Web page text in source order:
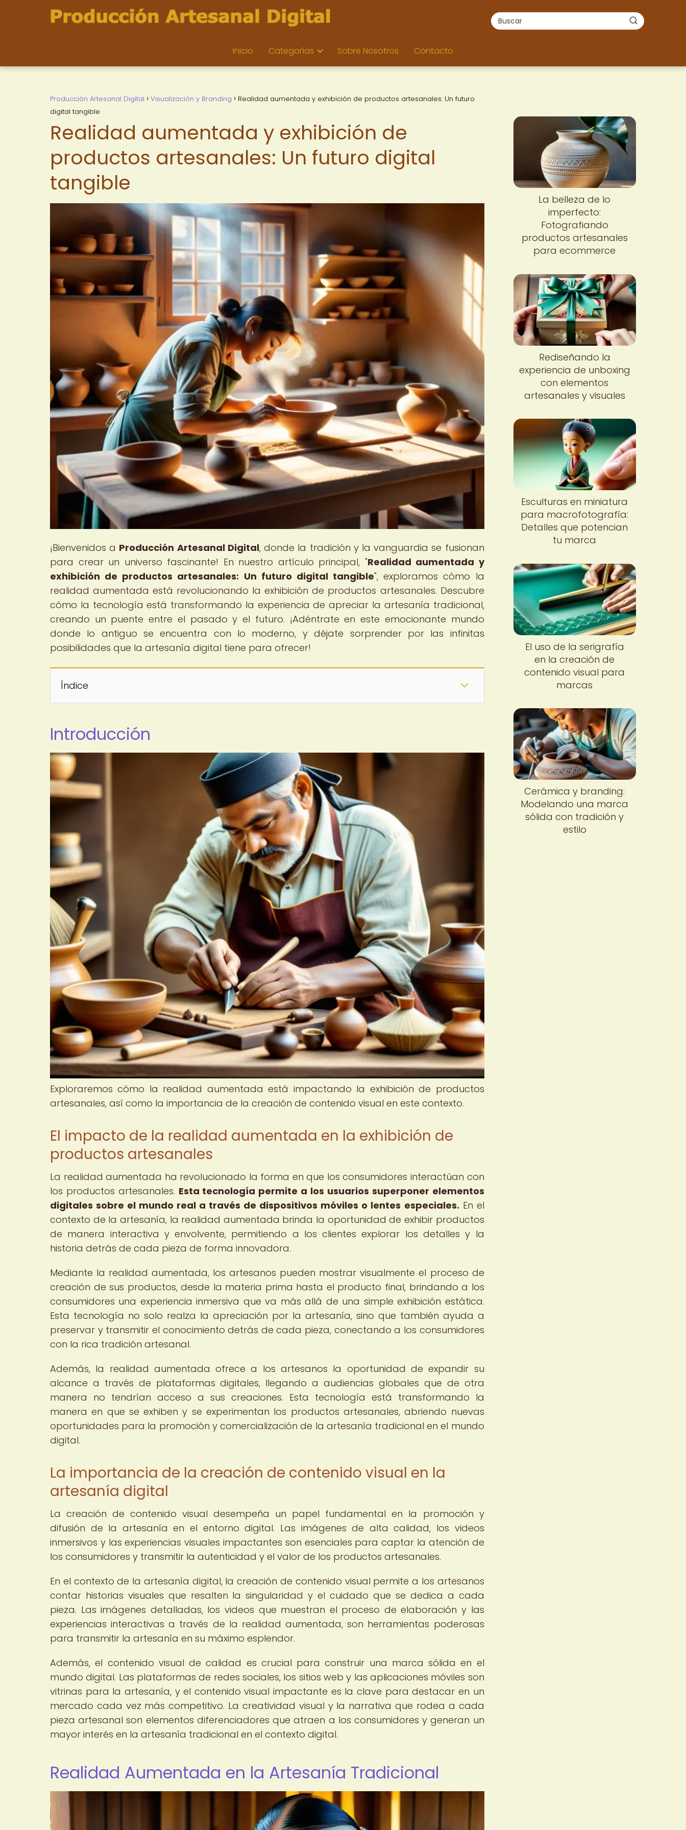
Inicio Categorías Sobre Nosotros Contacto
Producción Artesanal Digital Visualización y Branding
Realidad aumentada y exhibición de productos artesanales: Un futuro
digital tangible
Realidad aumentada y exhibición de
productos artesanales: Un futuro digital
tangible
¡Bienvenidos a Producción Artesanal Digital, donde la tradición y la vanguardia se fusionan
para crear un universo fascinante! En nuestro artículo principal, "Realidad aumentada y
exhibición de productos artesanales: Un futuro digital tangible", exploramos cómo la
realidad aumentada está revolucionando la exhibición de productos artesanales. Descubre
cómo la tecnología está transformando la experiencia de apreciar la artesanía tradicional,
creando un puente entre el pasado y el futuro. ¡Adéntrate en este emocionante mundo
donde lo antiguo se encuentra con lo moderno, y déjate sorprender por las infinitas
posibilidades que la artesanía digital tiene para ofrecer!
Índice
Introducción
Exploraremos cómo la realidad aumentada está impactando la exhibición de productos
artesanales, así como la importancia de la creación de contenido visual en este contexto.
El impacto de la realidad aumentada en la exhibición de
productos artesanales
La realidad aumentada ha revolucionado la forma en que los consumidores interactúan con
los productos artesanales. Esta tecnología permite a los usuarios superponer elementos
digitales sobre el mundo real a través de dispositivos móviles o lentes especiales. En el
contexto de la artesanía, la realidad aumentada brinda la oportunidad de exhibir productos
de manera interactiva y envolvente, permitiendo a los clientes explorar los detalles y la
historia detrás de cada pieza de forma innovadora.
Mediante la realidad aumentada, los artesanos pueden mostrar visualmente el proceso de
creación de sus productos, desde la materia prima hasta el producto final, brindando a los
consumidores una experiencia inmersiva que va más allá de una simple exhibición estática.
Esta tecnología no solo realza la apreciación por la artesanía, sino que también ayuda a
preservar y transmitir el conocimiento detrás de cada pieza, conectando a los consumidores
con la rica tradición artesanal.
Además, la realidad aumentada ofrece a los artesanos la oportunidad de expandir su
alcance a través de plataformas digitales, llegando a audiencias globales que de otra
manera no tendrían acceso a sus creaciones. Esta tecnología está transformando la
manera en que se exhiben y se experimentan los productos artesanales, abriendo nuevas
oportunidades para la promoción y comercialización de la artesanía tradicional en el mundo
digital.
La importancia de la creación de contenido visual en la
artesanía digital
La creación de contenido visual desempeña un papel fundamental en la promoción y
difusión de la artesanía en el entorno digital. Las imágenes de alta calidad, los videos
inmersivos y las experiencias visuales impactantes son esenciales para captar la atención de
los consumidores y transmitir la autenticidad y el valor de los productos artesanales.
En el contexto de la artesanía digital, la creación de contenido visual permite a los artesanos
contar historias visuales que resalten la singularidad y el cuidado que se dedica a cada
pieza. Las imágenes detalladas, los videos que muestran el proceso de elaboración y las
experiencias interactivas a través de la realidad aumentada, son herramientas poderosas
para transmitir la artesanía en su máximo esplendor.
Además, el contenido visual de calidad es crucial para construir una marca sólida en el
mundo digital. Las plataformas de redes sociales, los sitios web y las aplicaciones móviles son
vitrinas para la artesanía, y el contenido visual impactante es la clave para destacar en un
mercado cada vez más competitivo. La creatividad visual y la narrativa que rodea a cada
pieza artesanal son elementos diferenciadores que atraen a los consumidores y generan un
mayor interés en la artesanía tradicional en el contexto digital.
Realidad Aumentada en la Artesanía Tradicional
La belleza de lo
imperfecto:
Fotografiando
productos artesanales
para ecommerce
Rediseñando la
experiencia de unboxing
con elementos
artesanales y visuales
Esculturas en miniatura
para macrofotografía:
Detalles que potencian
tu marca
El uso de la serigrafía
en la creación de
contenido visual para
marcas
Cerámica y branding:
Modelando una marca
sólida con tradición y
estilo